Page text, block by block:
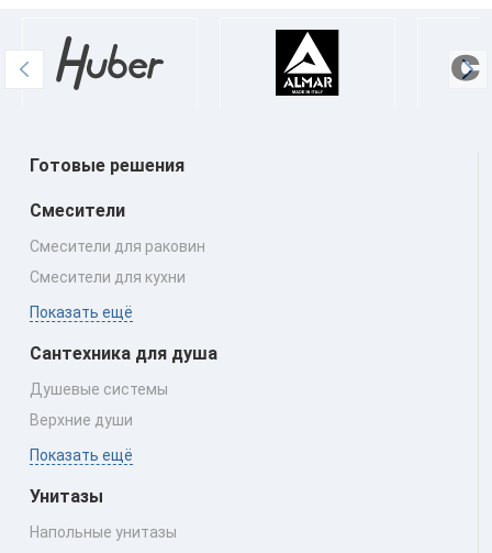
Готовые решения
Смесители
Смесители для раковин
Смесители для кухни
Показать ещё
Сантехника для душа
Душевые системы
Верхние души
Показать ещё
Унитазы
Напольные унитазы